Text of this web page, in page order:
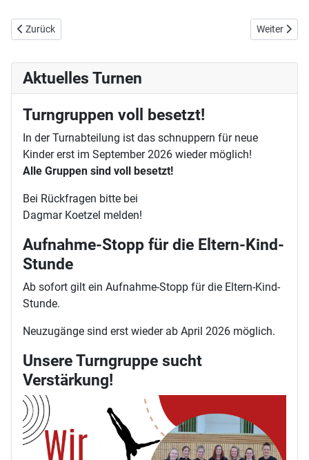
Vorheriger Beitrag: Turnen
Zurück Nächster
Weiter
Aktuelles Turnen
Turngruppen voll besetzt!
In der Turnabteilung ist das schnuppern für neue
Kinder erst im September 2026 wieder möglich!
Alle Gruppen sind voll besetzt!
Bei Rückfragen bitte bei
Dagmar Koetzel melden!
Aufnahme-Stopp für die Eltern-Kind-
Stunde
Ab sofort gilt ein Aufnahme-Stopp für die Eltern-Kind-
Stunde.
Neuzugänge sind erst wieder ab April 2026 möglich.
Unsere Turngruppe sucht
Verstärkung!